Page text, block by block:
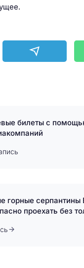
билеты с
горные серпантины
проехать без